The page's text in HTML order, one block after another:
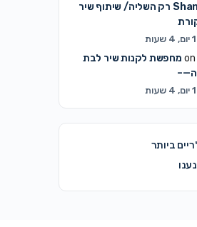
רק השליה/ שיתוף שיר
מחפשת לקנות שיר לבת
ביותר